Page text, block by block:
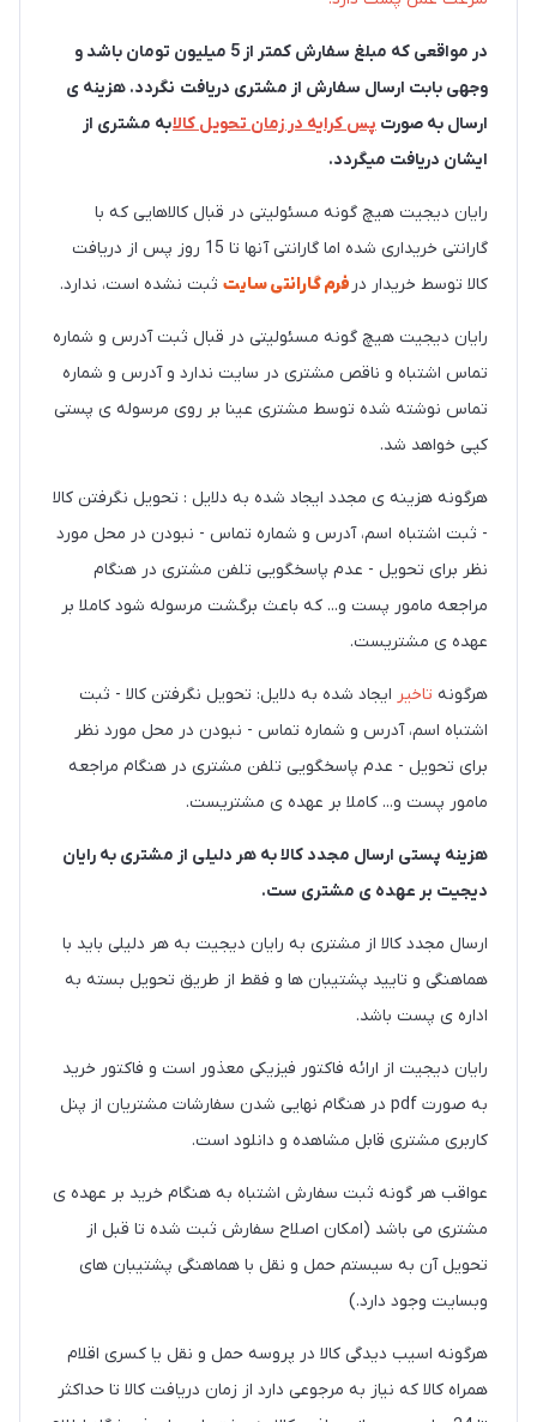
در مواقعی که مبلغ سفارش کمتر از 5 میلیون تومان باشد و
وجهی بابت ارسال سفارش از مشتری دریافت نگردد. هزینه ی
ارسال به صورت پس کرایهدر زمان تحویل کالابه مشتری از
ایشان دریافت میگردد.
رایان دیجیت هیچ گونه مسئولیتی در قبال کالاهایی که با
گارانتی خریداری شده اما گارانتی آنها تا 15 روز پس از دریافت
کالا توسط خریدار در فرم گارانتی سایت ثبت نشده است، ندارد.
رایان دیجیت هیچ گونه مسئولیتی در قبال ثبت آدرس و شماره
تماس اشتباه و ناقص مشتری در سایت ندارد و آدرس و شماره
تماس نوشته شده توسط مشتری عینا بر روی مرسوله ی پستی
کپی خواهد شد.
هرگونه هزینه ی مجدد ایجاد شده به دلایل : تحویل نگرفتن کالا
- ثبت اشتباه اسم، آدرس و شماره تماس - نبودن در محل مورد
نظر برای تحویل - عدم پاسخگویی تلفن مشتری در هنگام
مراجعه مامور پست و... که باعث برگشت مرسوله شود کاملا بر
عهده ی مشتریست.
هرگونه تاخیر ایجاد شده به دلایل: تحویل نگرفتن کالا - ثبت
اشتباه اسم، آدرس و شماره تماس - نبودن در محل مورد نظر
برای تحویل - عدم پاسخگویی تلفن مشتری در هنگام مراجعه
مامور پست و... کاملا بر عهده ی مشتریست.
هزینه پستی ارسال مجدد کالا به هر دلیلی از مشتری به رایان
دیجیت بر عهده ی مشتری ست.
ارسال مجدد کالا از مشتری به رایان دیجیت به هر دلیلی باید با
هماهنگی و تایید پشتیبان ها و فقط از طریق تحویل بسته به
اداره ی پست باشد.
رایان دیجیت از ارائه فاکتور فیزیکی معذور است و فاکتور خرید
به صورت pdf در هنگام نهایی شدن سفارشات مشتریان از پنل
کاربری مشتری قابل مشاهده و دانلود است.
عواقب هر گونه ثبت سفارش اشتباه به هنگام خرید بر عهده ی
مشتری می باشد (امکان اصلاح سفارش ثبت شده تا قبل از
تحویل آن به سیستم حمل و نقل با هماهنگی پشتیبان های
وبسایت وجود دارد.)
هرگونه اسیب دیدگی کالا در پروسه حمل و نقل یا کسری اقلام
همراه کالا که نیاز به مرجوعی دارد از زمان دریافت کالا تا حداکثر